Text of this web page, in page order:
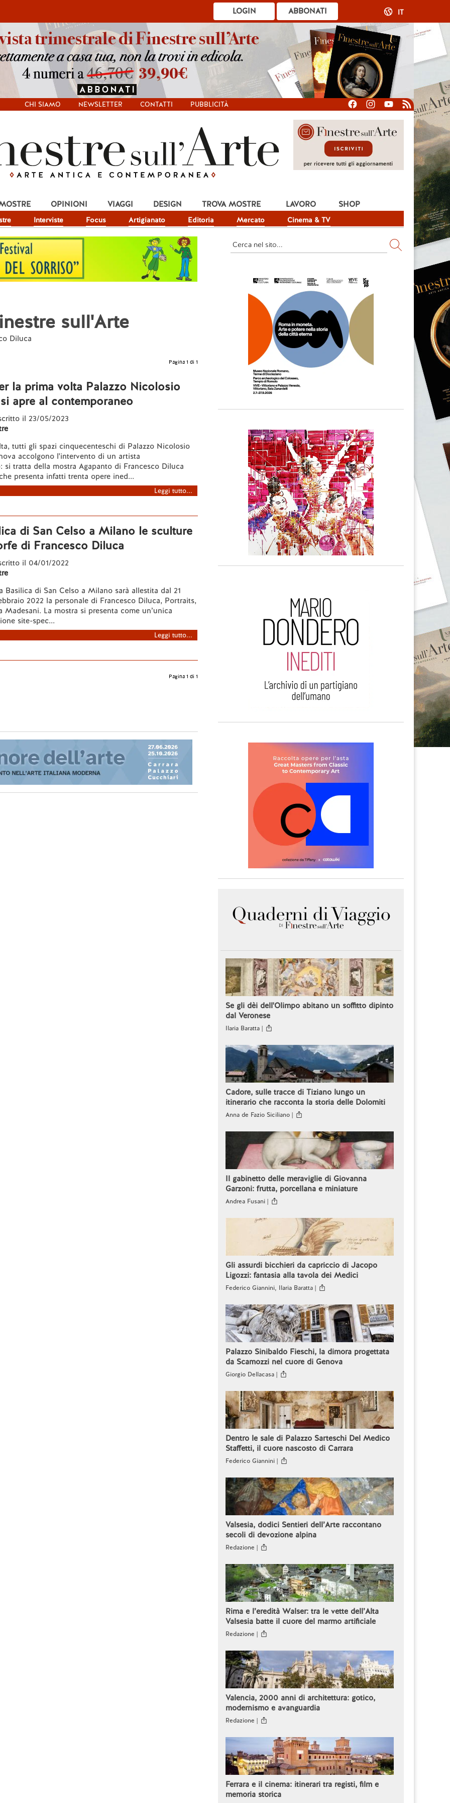
ABBONATI
LOGIN IT
CHI SIAMO NEWSLETTER CONTATTI PUBBLICITÀ
Interviste Focus Artigianato Editoria Mercato Cinema & TV
OPINIONI VIAGGI DESIGN TROVA MOSTRE LAVORO SHOP
sull'Arte
Diluca
Pagina 1 di 1
la prima volta Palazzo Nicolosio
apre al contemporaneo
il 23/05/2023
tutti gli spazi cinquecenteschi di Palazzo Nicolosio
accolgono l'intervento di un artista
si tratta della mostra Agapanto di Francesco Diluca
presenta infatti trenta opere ined...
Leggi tutto...
di San Celso a Milano le sculture
di Francesco Diluca
il 04/01/2022
Basilica di San Celso a Milano sarà allestita dal 21
2022 la personale di Francesco Diluca, Portraits,
Madesani. La mostra si presenta come un’unica
site-spec...
Leggi tutto...
Pagina 1 di 1
Se gli dèi dell'Olimpo abitano un soffitto dipinto
dal Veronese
Ilaria Baratta |
Cadore, sulle tracce di Tiziano lungo un
itinerario che racconta la storia delle Dolomiti
Anna de Fazio Siciliano |
Il gabinetto delle meraviglie di Giovanna
Garzoni: frutta, porcellana e miniature
Andrea Fusani |
Gli assurdi bicchieri da capriccio di Jacopo
Ligozzi: fantasia alla tavola dei Medici
Federico Giannini, Ilaria Baratta |
Palazzo Sinibaldo Fieschi, la dimora progettata
da Scamozzi nel cuore di Genova
Giorgio Dellacasa |
Dentro le sale di Palazzo Sarteschi Del Medico
Staffetti, il cuore nascosto di Carrara
Federico Giannini |
Valsesia, dodici Sentieri dell’Arte raccontano
secoli di devozione alpina
Redazione |
Rima e l’eredità Walser: tra le vette dell’Alta
Valsesia batte il cuore del marmo artificiale
Redazione |
Valencia, 2000 anni di architettura: gotico,
modernismo e avanguardia
Redazione |
Ferrara e il cinema: itinerari tra registi, film e
memoria storica